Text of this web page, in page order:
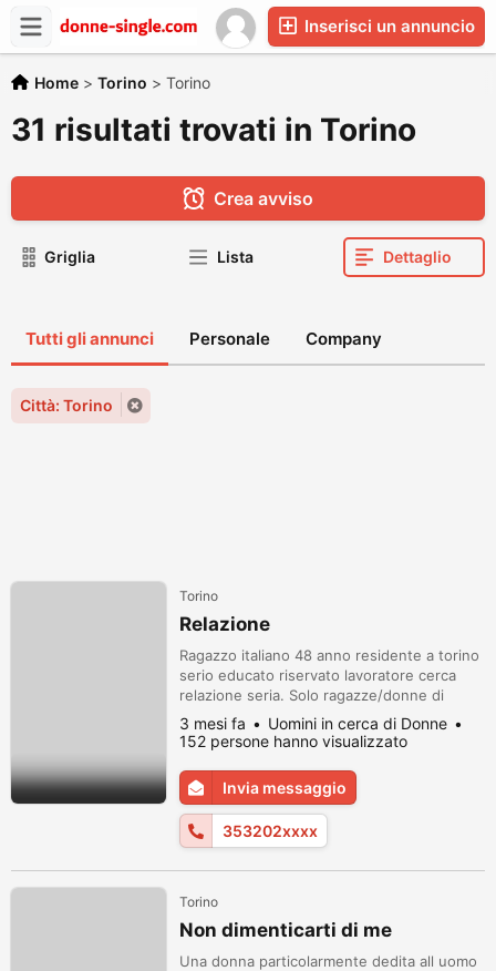
Inserisci un annuncio
Home > Torino > Torino
31 risultati trovati in Torino
Crea avviso
Griglia Lista Dettaglio
Tutti gli annunci Personale Company
Città: Torino
Torino
Relazione
Ragazzo italiano 48 anno residente a torino
serio educato riservato lavoratore cerca
relazione seria. Solo ragazze/donne di
torino
3 mesi fa
Uomini in cerca di Donne
152 persone hanno visualizzato
Invia messaggio
353202xxxx
Torino
Non dimenticarti di me
Una donna particolarmente dedita all uomo